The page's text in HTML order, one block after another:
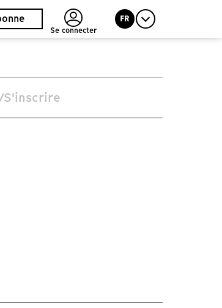
Se connecter
FR